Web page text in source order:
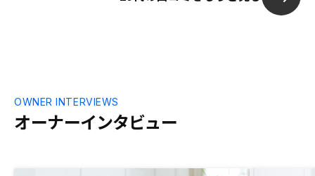
オーナーインタビュー
OWNER INTERVIEWS